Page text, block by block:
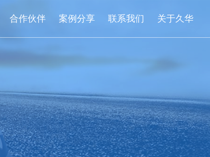
合作伙伴 案例分享 联系我们 关于久华